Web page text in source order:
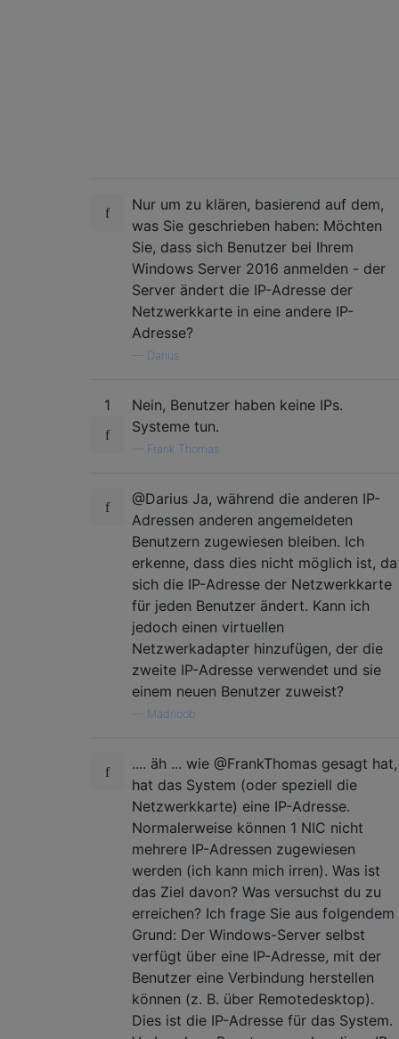
Nur um zu klären, basierend auf dem,
was Sie geschrieben haben: Möchten
Sie, dass sich Benutzer bei Ihrem
Windows Server 2016 anmelden - der
Server ändert die IP-Adresse der
Netzwerkkarte in eine andere IP-
Adresse?
Darius
1
Nein, Benutzer haben keine IPs.
Systeme tun.
Frank Thomas
@Darius Ja, während die anderen IP-
Adressen anderen angemeldeten
Benutzern zugewiesen bleiben. Ich
erkenne, dass dies nicht möglich ist, da
sich die IP-Adresse der Netzwerkkarte
für jeden Benutzer ändert. Kann ich
jedoch einen virtuellen
Netzwerkadapter hinzufügen, der die
zweite IP-Adresse verwendet und sie
einem neuen Benutzer zuweist?
Madnoob
.... äh ... wie @FrankThomas gesagt hat,
hat das System (oder speziell die
Netzwerkkarte) eine IP-Adresse.
Normalerweise können 1 NIC nicht
mehrere IP-Adressen zugewiesen
werden (ich kann mich irren). Was ist
das Ziel davon? Was versuchst du zu
erreichen? Ich frage Sie aus folgendem
Grund: Der Windows-Server selbst
verfügt über eine IP-Adresse, mit der
Benutzer eine Verbindung herstellen
können (z. B. über Remotedesktop).
Dies ist die IP-Adresse für das System.